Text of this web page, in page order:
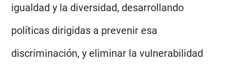
igualdad y la diversidad, desarrollando
políticas dirigidas a prevenir esa
discriminación, y eliminar la vulnerabilidad